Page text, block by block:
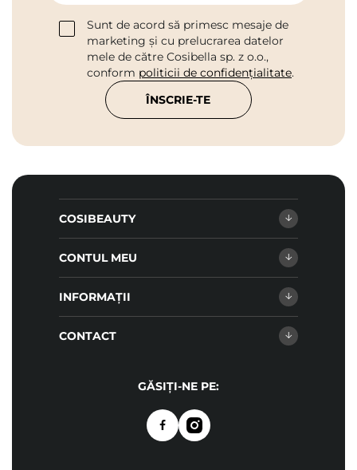
Sunt de acord să primesc mesaje de
marketing și cu prelucrarea datelor
mele de către Cosibella sp. z o.o.,
conform politicii de confidențialitate.
ÎNSCRIE-TE
COSIBEAUTY
CONTUL MEU
INFORMAȚII
CONTACT
GĂSIȚI-NE PE: